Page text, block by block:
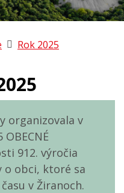
Rok 2025
organizovala v
912. výročia
o obci, ktoré sa
v Žiranoch.